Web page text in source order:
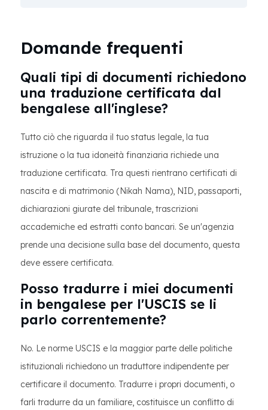
Domande frequenti
Quali tipi di documenti richiedono
una traduzione certificata dal
bengalese all'inglese?
Tutto ciò che riguarda il tuo status legale, la tua
istruzione o la tua idoneità finanziaria richiede una
traduzione certificata. Tra questi rientrano certificati di
nascita e di matrimonio (Nikah Nama), NID, passaporti,
dichiarazioni giurate del tribunale, trascrizioni
accademiche ed estratti conto bancari. Se un'agenzia
prende una decisione sulla base del documento, questa
deve essere certificata.
Posso tradurre i miei documenti
in bengalese per l'USCIS se li
parlo correntemente?
No. Le norme USCIS e la maggior parte delle politiche
istituzionali richiedono un traduttore indipendente per
certificare il documento. Tradurre i propri documenti, o
farli tradurre da un familiare, costituisce un conflitto di